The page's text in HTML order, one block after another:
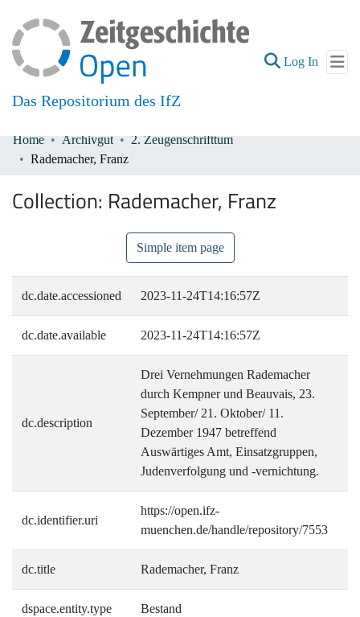
Das Repositorium des IfZ
Log In (current)
Communities & Collections
Home Archivgut
2. Zeugenschrifttum
Rademacher, Franz
Collection: Rademacher, Franz
Simple item page
dc.date.accessioned 2023-11-24T14:16:57Z
dc.date.available 2023-11-24T14:16:57Z
dc.description
Drei Vernehmungen Rademacher
durch Kempner und Beauvais, 23.
September/ 21. Oktober/ 11.
Dezember 1947 betreffend
Auswärtiges Amt, Einsatzgruppen,
Judenverfolgung und -vernichtung.
dc.identifier.uri
https://open.ifz-
muenchen.de/handle/repository/7553
dc.title Rademacher, Franz
dspace.entity.type Bestand